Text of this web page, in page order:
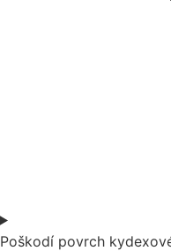
Poškodí povrch